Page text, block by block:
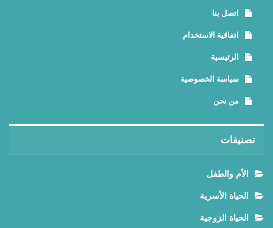
اتصل بنا
اتفاقية الاستخدام
الرئيسية
سياسة الخصوصية
من نحن
تصنيفات
الأم والطفل
الحياة الأسرية
الحياة الزوجية